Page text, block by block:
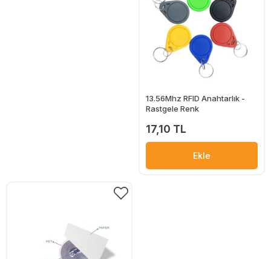
13.56Mhz RFID Anahtarlık -
Rastgele Renk
17,10 TL
Ekle